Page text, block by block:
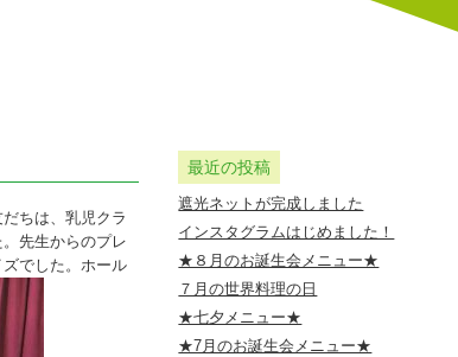
ちは、乳児クラ
先生からのプレ
でした。ホール
最近の投稿
遮光ネットが完成しました
インスタグラムはじめました！
★８月のお誕生会メニュー★
７月の世界料理の日
★七夕メニュー★
★7月のお誕生会メニュー★